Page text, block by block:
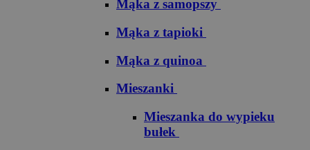
Mąka z samopszy
Mąka z tapioki
Mąka z quinoa
Mieszanki
Mieszanka do wypieku
bułek